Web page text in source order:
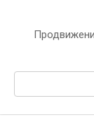
контенту